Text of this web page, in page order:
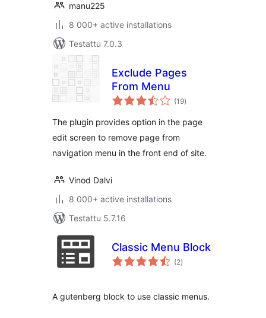
manu225
8 000+ active installations
Testattu 7.0.3
Exclude Pages
From Menu
(19arvosanat
yhteensä
)
The plugin provides option in the page
edit screen to remove page from
navigation menu in the front end of site.
Vinod Dalvi
8 000+ active installations
Testattu 5.7.16
Classic Menu Block
(2arvosanat
yhteensä
)
A gutenberg block to use classic menus.